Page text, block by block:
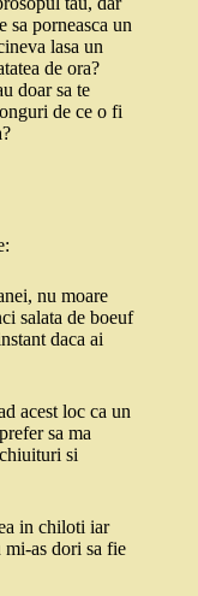
sa porneasca un
lasa un
de ora?
doar sa te
de ce o fi
nu moare
salata de boeuf
daca ai
acest loc ca un
sa ma
si
in chiloti iar
mi-as dori sa fie